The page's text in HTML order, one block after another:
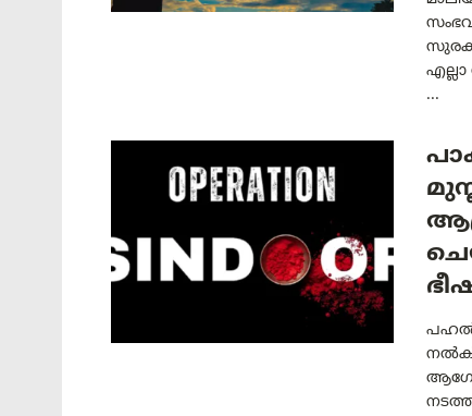
എല്ലാ
...